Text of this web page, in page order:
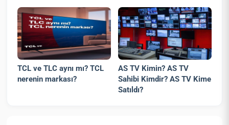
TCL ve TLC aynı mı? TCL
nerenin markası?
AS TV Kimin? AS TV
Sahibi Kimdir? AS TV Kime
Satıldı?